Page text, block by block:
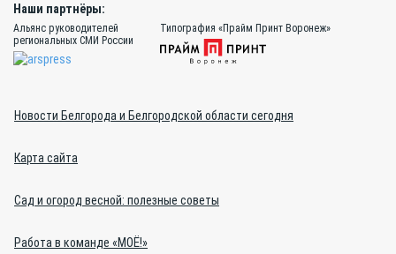
Наши партнёры:
Альянс руководителей
региональных СМИ России
Типография «Прайм Принт Воронеж»
Новости Белгорода и Белгородской области сегодня
Карта сайта
Сад и огород весной: полезные советы
Работа в команде «МОЁ!»